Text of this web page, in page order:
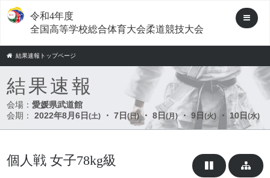
令和4年度
全国高等学校総合体育大会柔道競技大会
結果速報トップページ
結果速報
会場：愛媛県武道館
会期：
2022年8月6日(土) ・ 7日(日)・ 8日(月)・ 9日(火) ・ 10日(水)
個人戦 女子78kg級